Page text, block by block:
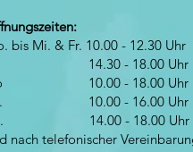
bis Mi. & Fr. 10.00 - 12.30 Uhr
- 18.00 Uhr
10.00 - 18.00 Uhr
10.00 - 16.00 Uhr
14.00 - 18.00 Uhr
nach telefonischer